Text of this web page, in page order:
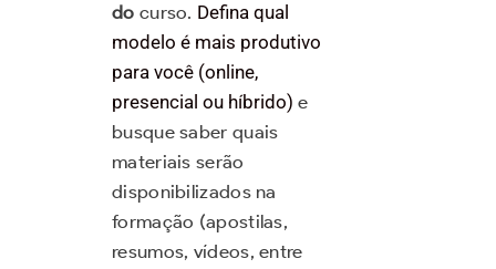
do curso. Defina qual
modelo é mais produtivo
para você (online,
presencial ou híbrido) e
busque saber quais
materiais serão
disponibilizados na
formação (apostilas,
resumos, vídeos, entre